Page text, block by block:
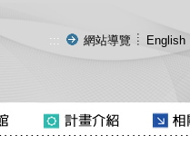
::: 網站導覽 English